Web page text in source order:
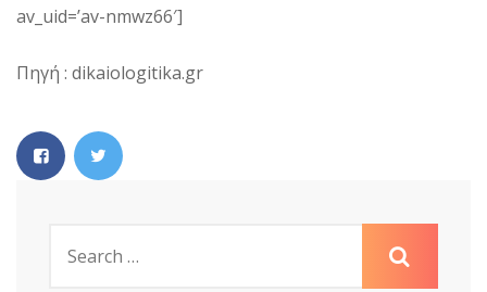
av_uid=’av-nmwz66′]
Πηγή : dikaiologitika.gr